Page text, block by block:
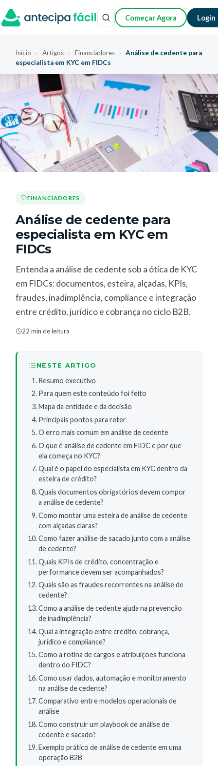
Começar Agora Login
Início › Artigos › Financiadores ›
Análise de cedente para
especialista em KYC em FIDCs
FINANCIADORES
Análise de cedente para
especialista em KYC em
FIDCs
Entenda a análise de cedente sob a ótica de KYC
em FIDCs: documentos, esteira, alçadas, KPIs,
fraudes, inadimplência, compliance e integração
entre crédito, jurídico e cobrança no ciclo B2B.
22 min de leitura
NESTE ARTIGO
Resumo executivo
Para quem este conteúdo foi feito
Mapa da entidade e da decisão
Principais pontos para reter
O erro mais comum em análise de cedente
O que é análise de cedente em FIDC e por que
ela começa no KYC?
Qual é o papel do especialista em KYC dentro da
esteira de crédito?
Quais documentos obrigatórios devem compor
a análise de cedente?
Como montar uma esteira de análise de cedente
com alçadas claras?
Como fazer análise de sacado junto com a análise
de cedente?
Quais KPIs de crédito, concentração e
performance devem ser acompanhados?
Quais são as fraudes recorrentes na análise de
cedente?
Como a análise de cedente ajuda na prevenção
de inadimplência?
Qual a integração entre crédito, cobrança,
jurídico e compliance?
Como a rotina de cargos e atribuições funciona
dentro do FIDC?
Como usar dados, automação e monitoramento
na análise de cedente?
Comparativo entre modelos operacionais de
análise
Como construir um playbook de análise de
cedente e sacado?
Exemplo prático de análise de cedente em uma
operação B2B